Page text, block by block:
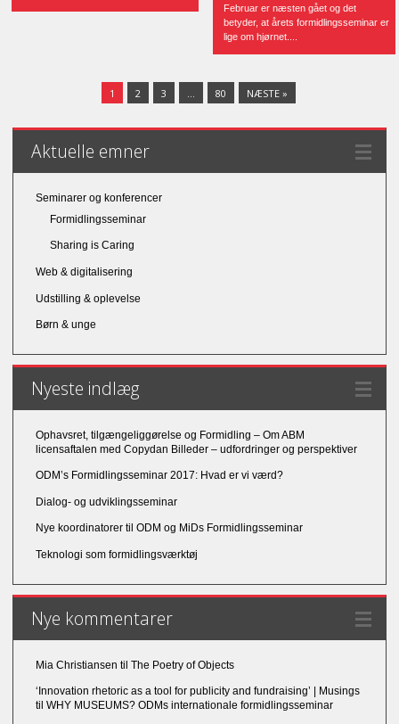
Februar er næsten gået og det
betyder, at årets formidlingsseminar er
lige om hjørnet....
1 2 3 80 NÆSTE »
Aktuelle emner
Seminarer og konferencer
Formidlingsseminar
Sharing is Caring
Web & digitalisering
Udstilling & oplevelse
Børn & unge
Nyeste indlæg
Ophavsret, tilgængeliggørelse og Formidling – Om ABM
licensaftalen med Copydan Billeder – udfordringer og perspektiver
ODM’s Formidlingsseminar 2017: Hvad er vi værd?
Dialog- og udviklingsseminar
Nye koordinatorer til ODM og MiDs Formidlingsseminar
Teknologi som formidlingsværktøj
Nye kommentarer
Mia Christiansen til The Poetry of Objects
‘Innovation rhetoric as a tool for publicity and fundraising’ | Musings
til WHY MUSEUMS? ODMs internationale formidlingsseminar